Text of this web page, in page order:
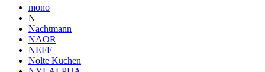
mono
N
Nachtmann
NAOR
NEFF
Nolte Kuchen